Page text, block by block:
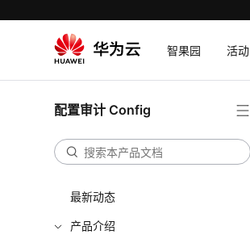
智果园 活动
配置审计 Config
最新动态
产品介绍